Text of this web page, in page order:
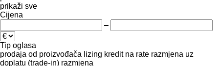
prikaži sve
Cijena
–
Tip oglasa
prodaja od proizvođača lizing kredit na rate razmjena uz
doplatu (trade-in) razmjena